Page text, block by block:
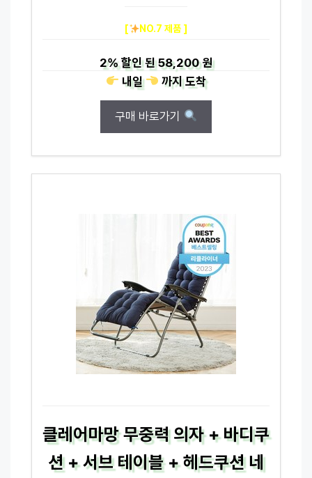
[ NO.7 제품 ]
2%할인 된58,200 원
내일
까지도착
구매 바로가기
클레어마망 무중력 의자 + 바디쿠
션 + 서브 테이블 + 헤드쿠션 네